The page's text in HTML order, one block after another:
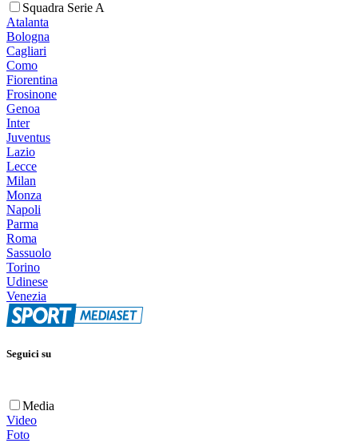
Squadra Serie A
Atalanta
Bologna
Cagliari
Como
Fiorentina
Frosinone
Genoa
Inter
Juventus
Lazio
Lecce
Milan
Monza
Napoli
Parma
Roma
Sassuolo
Torino
Udinese
Venezia
Seguici su
Media
Video
Foto